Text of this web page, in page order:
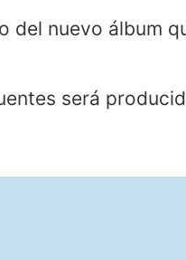
del nuevo álbum
será